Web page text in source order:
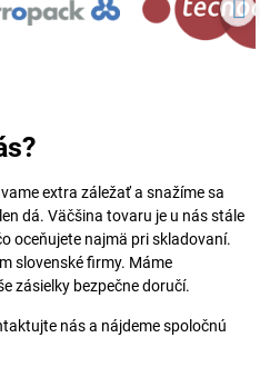
extra záležať a snažíme sa
dá. Väčšina tovaru je u nás stále
oceňujete najmä pri skladovaní.
slovenské firmy. Máme
zásielky bezpečne doručí.
nás a nájdeme spoločnú